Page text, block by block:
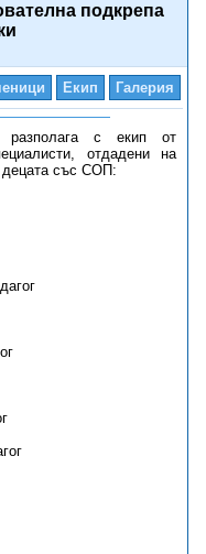
подкрепа
Екип Галерия
с екип от
отдадени на
децата със СОП: